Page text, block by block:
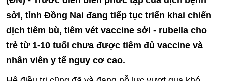
sởi, tỉnh Đồng Nai đang tiếp tục triển khai chiến
dịch tiêm bù, tiêm vét vaccine sởi - rubella cho
trẻ từ 1-10 tuổi chưa được tiêm đủ vaccine và
nhân viên y tế nguy cơ cao.